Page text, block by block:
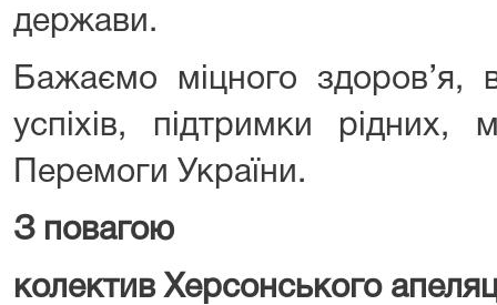
держави.
Бажаємо міцного здоров’я,
успіхів, підтримки
Перемоги України.
З
колектив Херсонського